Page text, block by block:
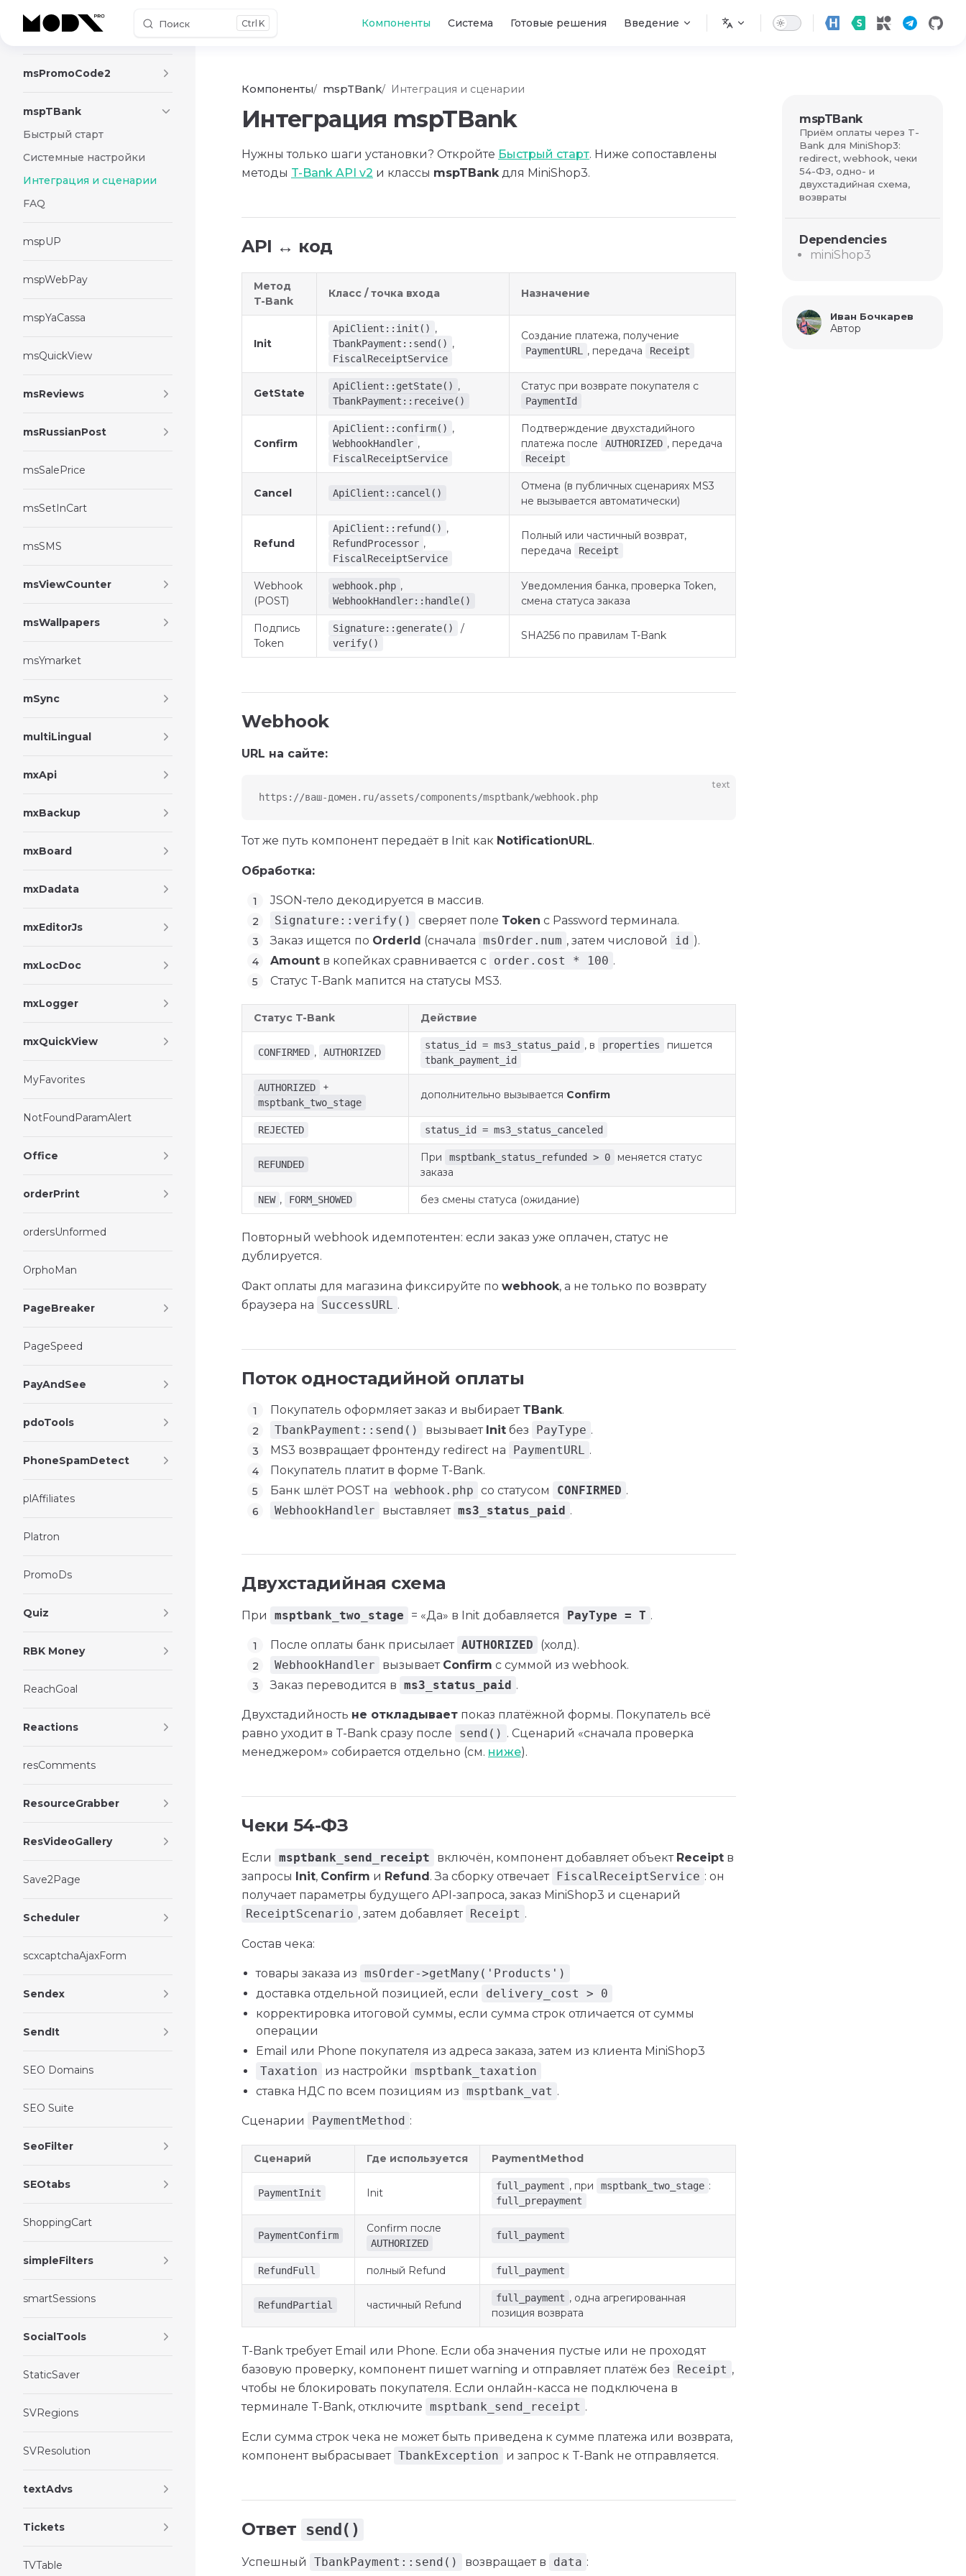
Skip to content Поиск K Компоненты Система Готовые решения Введение
msPromoCode
msPromoCode2
mspTBank
Быстрый старт
Системные настройки
Интеграция и сценарии
FAQ
mspUP
mspWebPay
mspYaCassa
msQuickView
msReviews
msRussianPost
msSalePrice
msSetInCart
msSMS
msViewCounter
msWallpapers
msYmarket
mSync
multiLingual
mxApi
mxBackup
mxBoard
mxDadata
mxEditorJs
mxLocDoc
mxLogger
mxQuickView
MyFavorites
NotFoundParamAlert
Office
orderPrint
ordersUnformed
OrphoMan
PageBreaker
PageSpeed
PayAndSee
pdoTools
PhoneSpamDetect
plAffiliates
Platron
PromoDs
Quiz
RBK Money
ReachGoal
Reactions
resComments
ResourceGrabber
ResVideoGallery
Save2Page
Scheduler
scxcaptchaAjaxForm
Sendex
SendIt
SEO Domains
SEO Suite
SeoFilter
SEOtabs
ShoppingCart
simpleFilters
smartSessions
SocialTools
StaticSaver
SVRegions
SVResolution
textAdvs
Tickets
TVTable
mspTBank
Приём оплаты через T-
Bank для MiniShop3:
redirect, webhook, чеки
54-ФЗ, одно- и
двухстадийная схема,
возвраты
Dependencies
miniShop3
Иван Бочкарев
Автор
Компоненты mspTBank Интеграция и сценарии
Интеграция mspTBank
Нужны только шаги установки? Откройте Быстрый старт. Ниже сопоставлены
методы T-Bank API v2 и классы mspTBankдля MiniShop3.
API ↔ код
Метод
T-Bank
Класс / точка входа Назначение
Init
ApiClient::init() ,
TbankPayment::send() ,
FiscalReceiptService
Создание платежа, получение
PaymentURL , передача Receipt
GetState
ApiClient::getState() ,
TbankPayment::receive()
Статус при возврате покупателя с
PaymentId
Confirm
ApiClient::confirm() ,
WebhookHandler ,
FiscalReceiptService
Подтверждение двухстадийного
платежа после
AUTHORIZED , передача
Receipt
Cancel ApiClient::cancel()
Отмена (в публичных сценариях MS3
не вызывается автоматически)
Refund
ApiClient::refund() ,
RefundProcessor ,
FiscalReceiptService
Полный или частичный возврат,
передача
Receipt
Webhook
(POST)
webhook.php ,
WebhookHandler::handle()
Уведомления банка, проверка Token,
смена статуса заказа
Подпись
Token
Signature::generate() /
verify()
SHA256 по правилам T-Bank
Webhook
URL на сайте:
text
https://ваш-домен.ru/assets/components/msptbank/webhook.php
Тот же путь компонент передаёт в Init как NotificationURL.
Обработка:
JSON-тело декодируется в массив.
Signature::verify()
сверяет поле Token с Password терминала.
Заказ ищется по OrderId (сначала msOrder.num , затем числовой id ).
Amount в копейках сравнивается с order.cost * 100 .
Статус T-Bank мапится на статусы MS3.
Статус T-Bank Действие
CONFIRMED , AUTHORIZED
status_id = ms3_status_paid , в properties пишется
tbank_payment_id
AUTHORIZED +
msptbank_two_stage
дополнительно вызывается Confirm
REJECTED status_id = ms3_status_canceled
REFUNDED
При msptbank_status_refunded > 0
меняется статус
заказа
NEW , FORM_SHOWED без смены статуса (ожидание)
Повторный webhook идемпотентен: если заказ уже оплачен, статус не
дублируется.
Факт оплаты для магазина фиксируйте по webhook, а не только по возврату
браузера на
SuccessURL .
Поток одностадийной оплаты
Покупатель оформляет заказ и выбирает TBank.
TbankPayment::send()
вызывает Init без PayType .
MS3 возвращает фронтенду redirect на
PaymentURL .
Покупатель платит в форме T-Bank.
Банк шлёт POST на webhook.php со статусом CONFIRMED .
WebhookHandler
выставляет ms3_status_paid .
Двухстадийная схема
При msptbank_two_stage = «Да» в Init добавляется PayType = T .
После оплаты банк присылает AUTHORIZED
(холд).
WebhookHandler
вызывает Confirm с суммой из webhook.
Заказ переводится в ms3_status_paid .
Двухстадийность не откладывает показ платёжной формы. Покупатель всё
равно уходит в T-Bank сразу после
send() . Сценарий «сначала проверка
менеджером» собирается отдельно (см. ниже).
Чеки 54-ФЗ
Если msptbank_send_receipt включён, компонент добавляет объект Receipt в
запросы Init, Confirm и Refund. За сборку отвечает FiscalReceiptService : он
получает параметры будущего API-запроса, заказ MiniShop3 и сценарий
ReceiptScenario , затем добавляет Receipt .
Состав чека:
товары заказа из msOrder->getMany('Products')
доставка отдельной позицией, если
delivery_cost > 0
корректировка итоговой суммы, если сумма строк отличается от суммы
операции
Email или Phone покупателя из адреса заказа, затем из клиента MiniShop3
Taxation
из настройки
msptbank_taxation
ставка НДС по всем позициям из msptbank_vat .
Сценарии PaymentMethod :
Сценарий Где используется PaymentMethod
PaymentInit Init
full_payment , при msptbank_two_stage :
full_prepayment
PaymentConfirm
Confirm после
AUTHORIZED
full_payment
RefundFull полный Refund full_payment
RefundPartial частичный Refund
full_payment , одна агрегированная
позиция возврата
T-Bank требует Email или Phone. Если оба значения пустые или не проходят
базовую проверку, компонент пишет warning и отправляет платёж без
Receipt ,
чтобы не блокировать покупателя. Если онлайн-касса не подключена в
терминале T-Bank, отключите msptbank_send_receipt .
Если сумма строк чека не может быть приведена к сумме платежа или возврата,
компонент выбрасывает TbankException и запрос к T-Bank не отправляется.
Ответ send()
Успешный TbankPayment::send() возвращает в data :